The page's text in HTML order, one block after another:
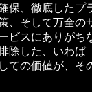
保、徹底したプ
、そして万全の
ビスにありがち
除した、いわば
ての価値が、そ